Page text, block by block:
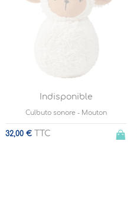
Indisponible
Culbuto sonore - Mouton
32,00 € TTC